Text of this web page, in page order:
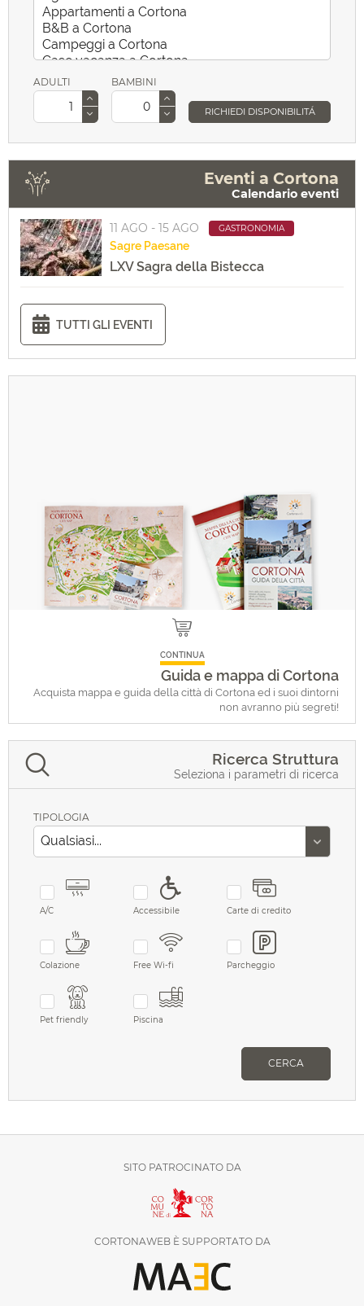
ADULTI BAMBINI
RICHIEDI DISPONIBILITÁ
Eventi a Cortona
Calendario eventi
11 AGO - 15 AGO GASTRONOMIA
Sagre Paesane
LXV Sagra della Bistecca
TUTTI GLI EVENTI
CONTINUA
Guida e mappa di Cortona
Acquista mappa e guida della città di Cortona ed i suoi dintorni
non avranno più segreti!
Ricerca Struttura
Seleziona i parametri di ricerca
TIPOLOGIA
A/C Accessibile Carte di credito
Colazione Free Wi-fi Parcheggio
Pet friendly Piscina
CERCA
SITO PATROCINATO DA
CORTONAWEB È SUPPORTATO DA